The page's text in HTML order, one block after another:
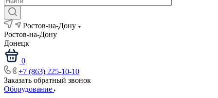
Ростов-на-Дону
Ростов-на-Дону
Донецк
0
+7 (863) 225-10-10
Заказать обратный звонок
Оборудование